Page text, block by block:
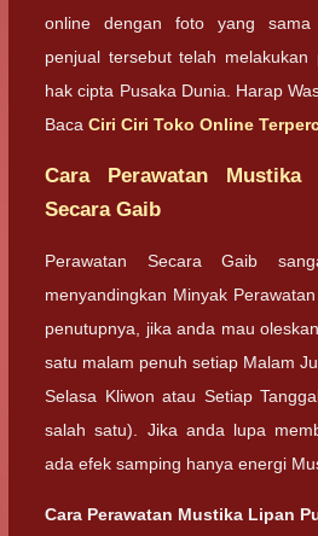
online dengan foto yang sama
penjual tersebut telah
hak cipta Pusaka Dunia. Harap
Baca Ciri Ciri Toko Online
Cara Perawatan
Secara Gaib
Perawatan Secara Gaib
menyandingkan Minyak
penutupnya, jika anda mau
satu malam penuh setiap Malam
Selasa Kliwon atau Setiap
salah satu). Jika anda lupa
ada efek samping hanya energi
Cara Perawatan Mustika Lipan